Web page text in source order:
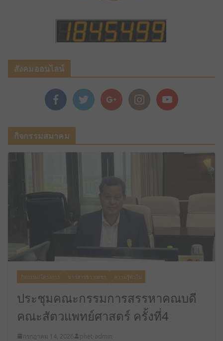
สังคมออนไลน์
กิจกรรมสมาคม
กิจกรรม/โครงการ ข่าวสารชาวเพชร ความรู้ทั่วไป
ประชุมคณะกรรมการสรรหาคณบดี
คณะสัตวแพทย์ศาสตร์ ครั้งที่4
กรกฎาคม 14, 2026 phet-admin